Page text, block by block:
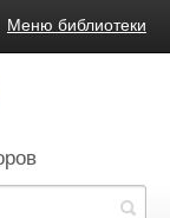
Меню библиотеки